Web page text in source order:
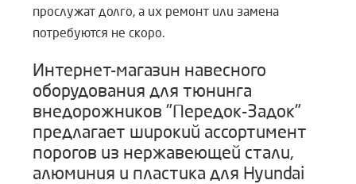
прослужат долго, а их ремонт или замена
потребуются не скоро.
Интернет-магазин навесного
оборудования для тюнинга
внедорожников "Передок-Задок"
предлагает широкий ассортимент
порогов из нержавеющей стали,
алюминия и пластика для Hyundai